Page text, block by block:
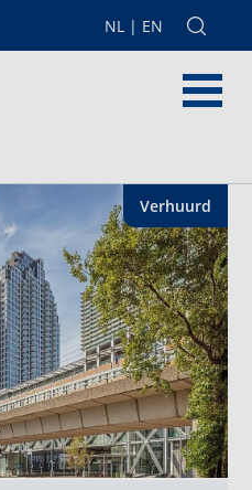
NL | EN
Verhuurd